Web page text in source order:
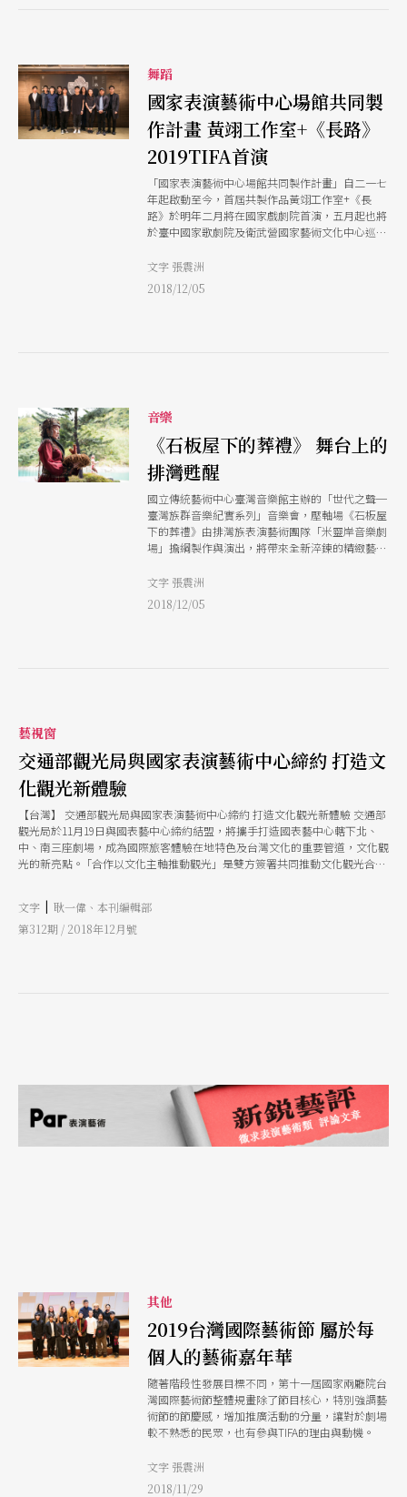
舞蹈
國家表演藝術中心場館共同製
作計畫 黃翊工作室+《長路》
2019TIFA首演
「國家表演藝術中心場館共同製作計畫」自二一七
年起啟動至今，首屆共製作品黃翊工作室+《長
路》於明年二月將在國家戲劇院首演，五月起也將
於臺中國家歌劇院及衛武營國家藝術文化中心巡
文字 張震洲
2018/12/05
音樂
《石板屋下的葬禮》 舞台上的
排灣甦醒
國立傳統藝術中心臺灣音樂館主辦的「世代之聲─
臺灣族群音樂紀實系列」音樂會，壓軸場《石板屋
下的葬禮》由排灣族表演藝術團隊「米靈岸音樂劇
場」擔綱製作與演出，將帶來全新淬鍊的精緻藝術
文字 張震洲
2018/12/05
藝視窗
交通部觀光局與國家表演藝術中心締約 打造文
化觀光新體驗
【台灣】 交通部觀光局與國家表演藝術中心締約 打造文化觀光新體驗 交通部
觀光局於11月19日與國表藝中心締約結盟，將攜手打造國表藝中心轄下北、
中、南三座劇場，成為國際旅客體驗在地特色及台灣文化的重要管道，文化觀
光的新亮點。 ｢合作以文化主軸推動觀光」是雙方簽署共同推動文化觀光合作
光局與國表藝中心未來將以台灣觀光與國表藝中心之雙品牌形象露出，強化宣
傳力道。雙方也將共同推薦文藝旅遊行程，鼓勵國內外旅客親近藝術。針對國
堯。 本次4首指定曲中，鄭思森的《松》是典型的三段體，需要對樂曲的來龍
去脈清楚瞭解，才能營造出相映的氛圍；陸橒的《陣》則著重一開始的鋪陳，
整體進入情況後才能接續到豐盛熱鬧的結尾；趙季平的《憶》難度高，在意
境、氛圍和時間的掌握都不容易，指揮要沉得住氣，耐心詮釋段落速度的轉折
文字 | 耿一偉、本刊編輯部
第312期 / 2018年12月號
其他
2019台灣國際藝術節 屬於每
個人的藝術嘉年華
隨著階段性發展目標不同，第十一屆國家兩廳院台
灣國際藝術節整體規畫除了節目核心，特別強調藝
術節的節慶感，增加推廣活動的分量，讓對於劇場
較不熟悉的民眾，也有參與TIFA的理由與動機。
文字 張震洲
2018/11/29